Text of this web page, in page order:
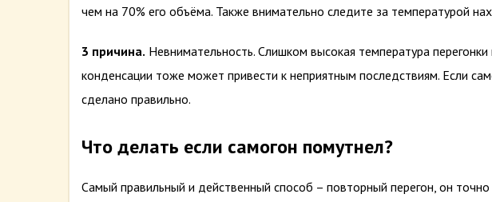
чем на 70% его объёма. Также внимательно следите за температурой
3 причина. Невнимательность. Слишком высокая температура
конденсации тоже может привести к неприятным последствиям. Если
сделано правильно.
Что делать если самогон помутнел?
Самый правильный и действенный способ – повторный перегон, он